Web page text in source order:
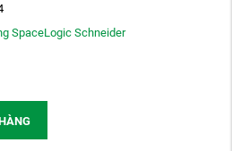
SpaceLogic Schneider